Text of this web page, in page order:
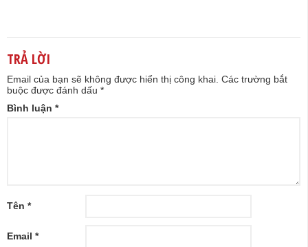
TRẢ LỜI
Email của bạn sẽ không được hiển thị công khai. Các trường bắt
buộc được đánh dấu *
Bình luận *
Tên *
Email *